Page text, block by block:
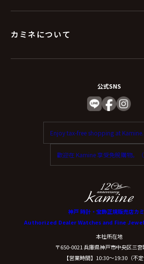
カミネについて
公式SNS
Enjoy tax-free shopping at
歡迎在 Kamine 享受免稅購物。（
神戸 時計・宝飾正規販売店カ
Authorized Dealer Watches and Fine
本社所在地
〒650-0021 兵庫県神戸市中央区三
【営業時間】10:30〜19:30（不定